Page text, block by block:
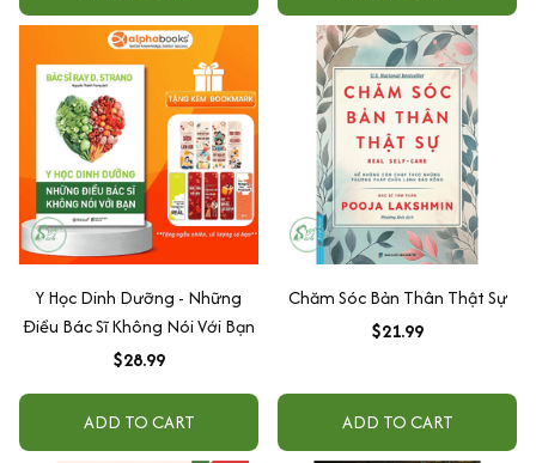
Y Học Dinh Dưỡng - Những
Điều Bác Sĩ Không Nói Với Bạn
$28.99
ADD TO CART
Chăm Sóc Bản Thân Thật Sự
$21.99
ADD TO CART